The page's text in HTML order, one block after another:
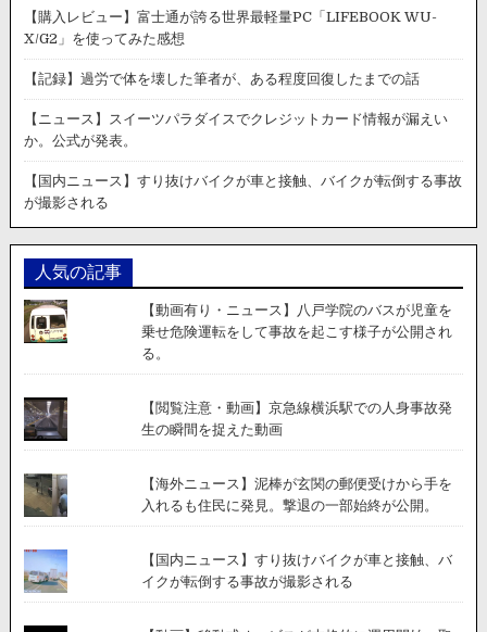
【購入レビュー】富士通が誇る世界最軽量PC「LIFEBOOK WU-
X/G2」を使ってみた感想
【記録】過労で体を壊した筆者が、ある程度回復したまでの話
【ニュース】スイーツパラダイスでクレジットカード情報が漏えい
か。公式が発表。
【国内ニュース】すり抜けバイクが車と接触、バイクが転倒する事故
が撮影される
人気の記事
【動画有り・ニュース】八戸学院のバスが児童を
乗せ危険運転をして事故を起こす様子が公開され
る。
【閲覧注意・動画】京急線横浜駅での人身事故発
生の瞬間を捉えた動画
【海外ニュース】泥棒が玄関の郵便受けから手を
入れるも住民に発見。撃退の一部始終が公開。
【国内ニュース】すり抜けバイクが車と接触、バ
イクが転倒する事故が撮影される